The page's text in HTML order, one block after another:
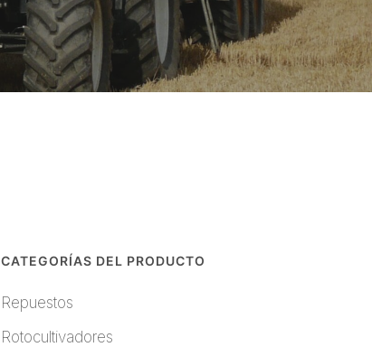
CATEGORÍAS DEL PRODUCTO
Repuestos
Rotocultivadores